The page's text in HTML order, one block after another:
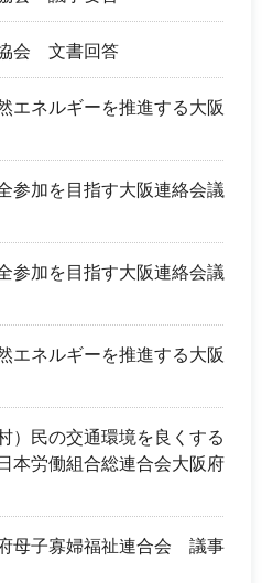
会 文書回答
エネルギーを推進する大阪
参加を目指す大阪連絡会議
参加を目指す大阪連絡会議
エネルギーを推進する大阪
）民の交通環境を良くする
本労働組合総連合会大阪府
母子寡婦福祉連合会 議事